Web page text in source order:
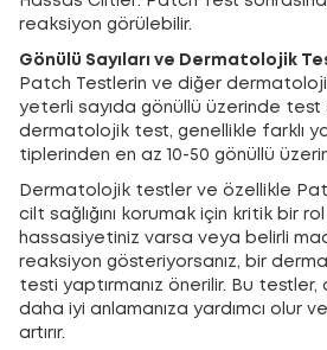
reaksiyon görülebilir.
Gönülü Sayıları ve Dermatolojik
Patch Testlerin ve diğer
yeterli sayıda gönüllü üzerinde test
dermatolojik test, genellikle farklı
tiplerinden en az 10-50 gönüllü
Dermatolojik testler ve özellikle
cilt sağlığını korumak için kritik bir
hassasiyetiniz varsa veya belirli
reaksiyon gösteriyorsanız, bir
testi yaptırmanız önerilir. Bu testler,
daha iyi anlamanıza yardımcı olur
artırır.